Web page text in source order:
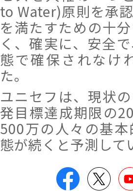
to Water)原則を承
を満たすための十
く、確実に、安全
態で確保されなけ
た。
ユニセフは、現状
発目標達成期限の
500万の人々の基
態が続くと予測して
Facebook